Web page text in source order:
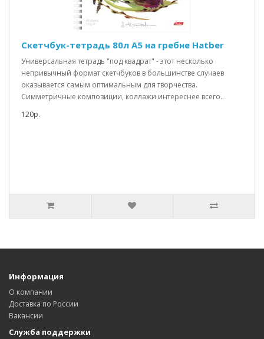
Скетчбук-тетрадь 80л А5 на гребне Hatber
Универсальная тетрадь "под квадрат" - этот несколько
непривычный формат скетчбуков в большинстве случаев
оказывается самым оптимальным для творчества.
Симметричные композиции, коллажи интереснее всего..
120р.
Информация
О компании
Доставка по России
Вакансии
Служба поддержки